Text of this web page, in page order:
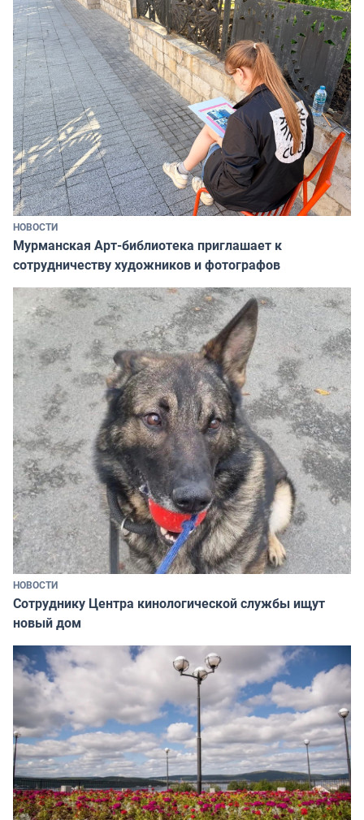
НОВОСТИ
Мурманская Арт-библиотека приглашает к
сотрудничеству художников и фотографов
НОВОСТИ
Сотруднику Центра кинологической службы ищут
новый дом